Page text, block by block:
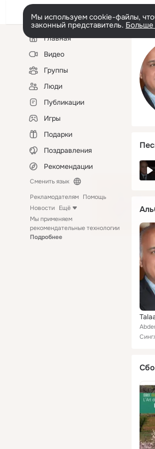
Мы используем cookie-файлы,
законный представитель.
Левая
колонкаГлавная
Видео
Группы
Люди
Публикации
Игры
Подарки
Поздравления
Рекомендации
Сменить язык
Рекламодателям Помощь
Новости Ещё
Мы применяем
рекомендательные технологии
Подробнее